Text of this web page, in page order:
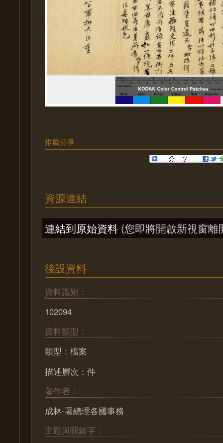
推薦分享
資源連結
連結到原始資料 (您即將開啟新視窗離
後設資料
資料識別：
102094
資料類型：
類型：檔案
描述層次：件
著作者：
成林-署總理各國事務
主題與關鍵字：